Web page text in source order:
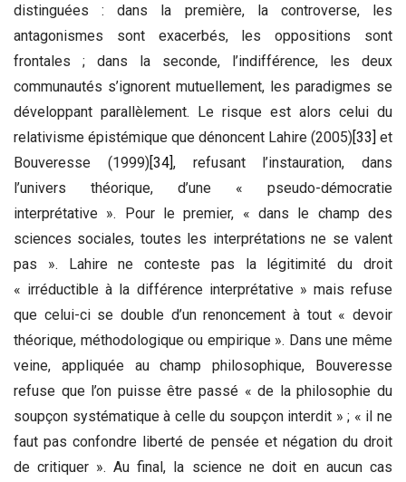
distinguées : dans la première, la controverse, les
antagonismes sont exacerbés, les oppositions sont
frontales ; dans la seconde, l’indifférence, les deux
communautés s’ignorent mutuellement, les paradigmes se
développant parallèlement. Le risque est alors celui du
relativisme épistémique que dénoncent Lahire (2005)[33] et
Bouveresse (1999)[34], refusant l’instauration, dans
l’univers théorique, d’une « pseudo-démocratie
interprétative ». Pour le premier, « dans le champ des
sciences sociales, toutes les interprétations ne se valent
pas ». Lahire ne conteste pas la légitimité du droit
« irréductible à la différence interprétative » mais refuse
que celui-ci se double d’un renoncement à tout « devoir
théorique, méthodologique ou empirique ». Dans une même
veine, appliquée au champ philosophique, Bouveresse
refuse que l’on puisse être passé « de la philosophie du
soupçon systématique à celle du soupçon interdit » ; « il ne
faut pas confondre liberté de pensée et négation du droit
de critiquer ». Au final, la science ne doit en aucun cas